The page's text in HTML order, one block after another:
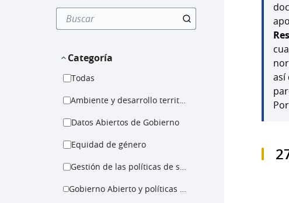
Categoría
Todas
Ambiente y desarrollo territorial
Datos Abiertos de Gobierno
Equidad de género
Gestión de las políticas de salud
Gobierno Abierto y políticas para la igualdad
así